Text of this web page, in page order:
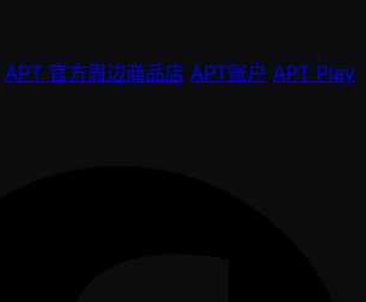
APT 官方周边商品店 APT账户 APT Play